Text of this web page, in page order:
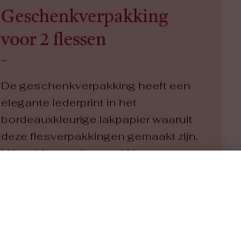
Geschenkverpakking
voor 2 flessen
-
De geschenkverpakking heeft een
elegante lederprint in het
bordeauxkleurige lakpapier waaruit
deze flesverpakkingen gemaakt zijn.